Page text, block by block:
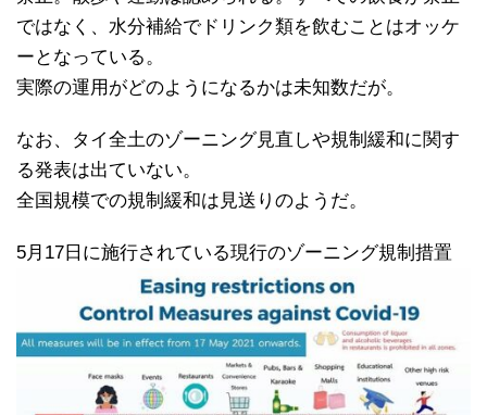
ではなく、水分補給でドリンク類を飲むことはオッケ
ーとなっている。
実際の運用がどのようになるかは未知数だが。
なお、タイ全土のゾーニング見直しや規制緩和に関す
る発表は出ていない。
全国規模での規制緩和は見送りのようだ。
5月17日に施行されている現行のゾーニング規制措置